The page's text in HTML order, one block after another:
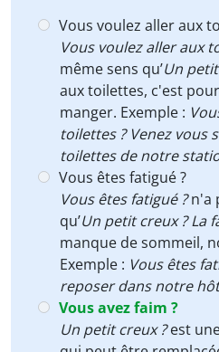
Vous voulez aller aux
Vous voulez aller aux
même sens qu’Un
aux toilettes, c'est
manger. Exemple :
toilettes ? Venez vous
toilettes de notre
Vous êtes fatigué ?
Vous êtes fatigué ?n'a
qu’Un petit creux ? La
manque de sommeil,
Exemple : Vous êtes
reposer dans notre
Vous avez faim ?
Un petit creux ?est